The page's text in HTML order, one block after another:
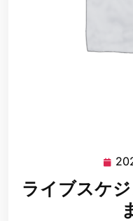
ライブスケ